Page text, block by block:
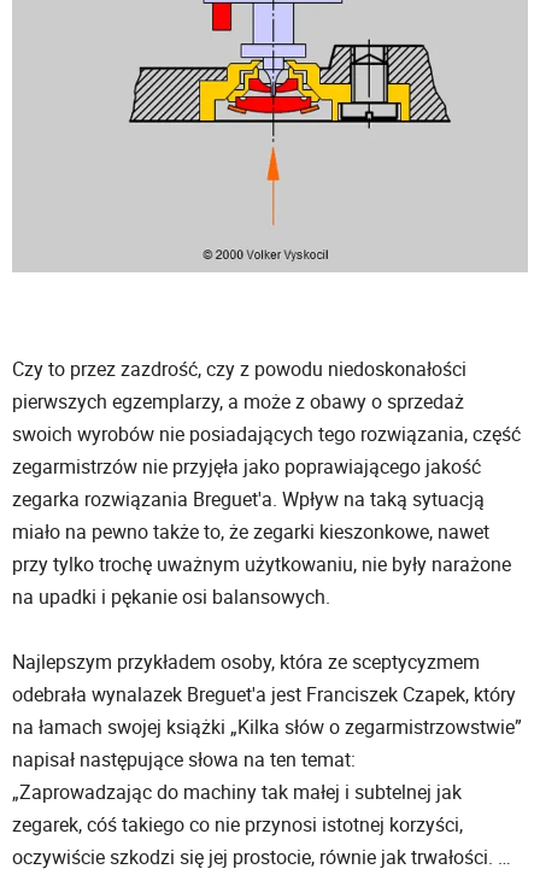
Czy to przez zazdrość, czy z powodu niedoskonałości
pierwszych egzemplarzy, a może z obawy o sprzedaż
swoich wyrobów nie posiadających tego rozwiązania, część
zegarmistrzów nie przyjęła jako poprawiającego jakość
zegarka rozwiązania Breguet'a. Wpływ na taką sytuacją
miało na pewno także to, że zegarki kieszonkowe, nawet
przy tylko trochę uważnym użytkowaniu, nie były narażone
na upadki i pękanie osi balansowych.
Najlepszym przykładem osoby, która ze sceptycyzmem
odebrała wynalazek Breguet'a jest Franciszek Czapek, który
na łamach swojej książki „Kilka słów o zegarmistrzowstwie”
napisał następujące słowa na ten temat:
„Zaprowadzając do machiny tak małej i subtelnej jak
zegarek, cóś takiego co nie przynosi istotnej korzyści,
oczywiście szkodzi się jej prostocie, równie jak trwałości. …